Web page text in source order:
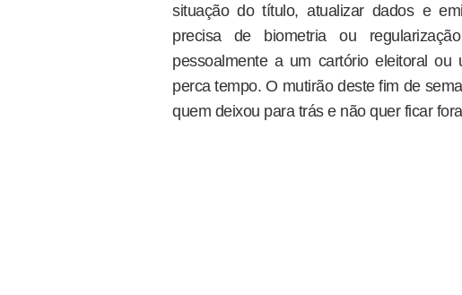
situação do título, atualizar dados e
precisa de biometria ou
pessoalmente a um cartório eleitoral
perca tempo. O mutirão deste fim de
quem deixou para trás e não quer ficar